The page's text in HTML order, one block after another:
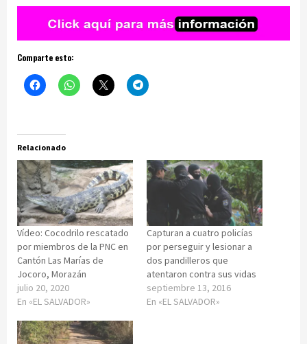
Comparte esto:
Relacionado
Vídeo: Cocodrilo rescatado
por miembros de la PNC en
Cantón Las Marías de
Jocoro, Morazán
julio 20, 2020
En «EL SALVADOR»
Capturan a cuatro policías
por perseguir y lesionar a
dos pandilleros que
atentaron contra sus vidas
septiembre 13, 2016
En «EL SALVADOR»